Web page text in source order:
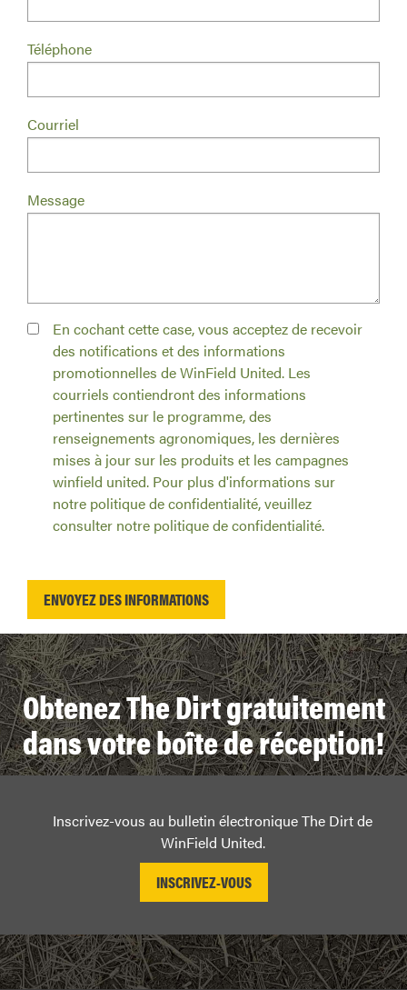
Téléphone
Courriel
Message
En cochant cette case, vous acceptez de recevoir
des notifications et des informations
promotionnelles de WinField United. Les
courriels contiendront des informations
pertinentes sur le programme, des
renseignements agronomiques, les dernières
mises à jour sur les produits et les campagnes
winfield united. Pour plus d'informations sur
notre politique de confidentialité, veuillez
consulter notre politique de confidentialité.
Obtenez The Dirt gratuitement
dans votre boîte de réception!
Inscrivez-vous au bulletin électronique The Dirt de
WinField United.